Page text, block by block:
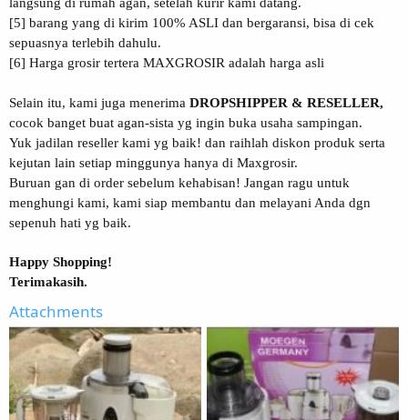
[5] barang yang di kirim 100% ASLI dan bergaransi, bisa di cek
sepuasnya terlebih dahulu.
[6] Harga grosir tertera MAXGROSIR adalah harga asli
Selain itu, kami juga menerima DROPSHIPPER & RESELLER,
cocok banget buat agan-sista yg ingin buka usaha sampingan.
Yuk jadilan reseller kami yg baik! dan raihlah diskon produk serta
kejutan lain setiap minggunya hanya di Maxgrosir.
Buruan gan di order sebelum kehabisan! Jangan ragu untuk
menghungi kami, kami siap membantu dan melayani Anda dgn
sepenuh hati yg baik.
Happy Shopping!
Terimakasih.
Attachments